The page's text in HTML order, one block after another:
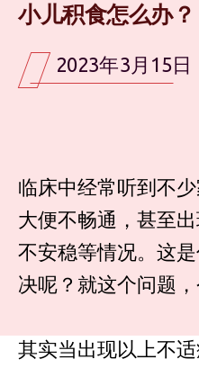
小儿积食怎么办？
2023年3月15日
临床中经常听到不
大便不畅通，甚至
不安稳等情况。这
决呢？就这个问题
其实当出现以上不